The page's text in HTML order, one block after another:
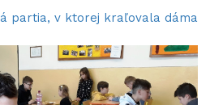
partia, v ktorej kraľovala dáma